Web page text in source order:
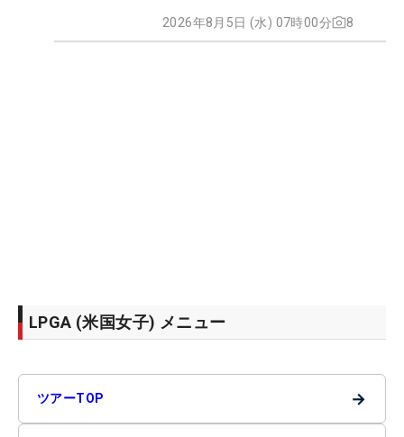
2026年8月5日 (水) 07時00分 8
LPGA (米国女子) メニュー
ツアーTOP →